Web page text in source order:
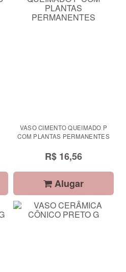
VASO CIMENTO QUEIMADO P
COM PLANTAS PERMANENTES
R$ 16,56
Alugar